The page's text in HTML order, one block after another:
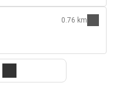
0.76 km